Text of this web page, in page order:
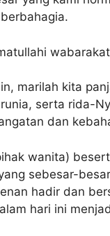
marilah kita
serta rida-
dan
wanita)
sebesar-
hadir dan
hari ini